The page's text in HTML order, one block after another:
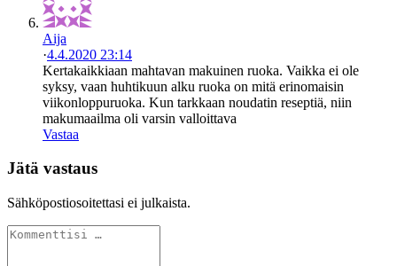
Aija
·4.4.2020 23:14
Kertakaikkiaan mahtavan makuinen ruoka. Vaikka ei ole
syksy, vaan huhtikuun alku ruoka on mitä erinomaisin
viikonloppuruoka. Kun tarkkaan noudatin reseptiä, niin
makumaailma oli varsin valloittava
Vastaa
Jätä vastaus
Sähköpostiosoitettasi ei julkaista.